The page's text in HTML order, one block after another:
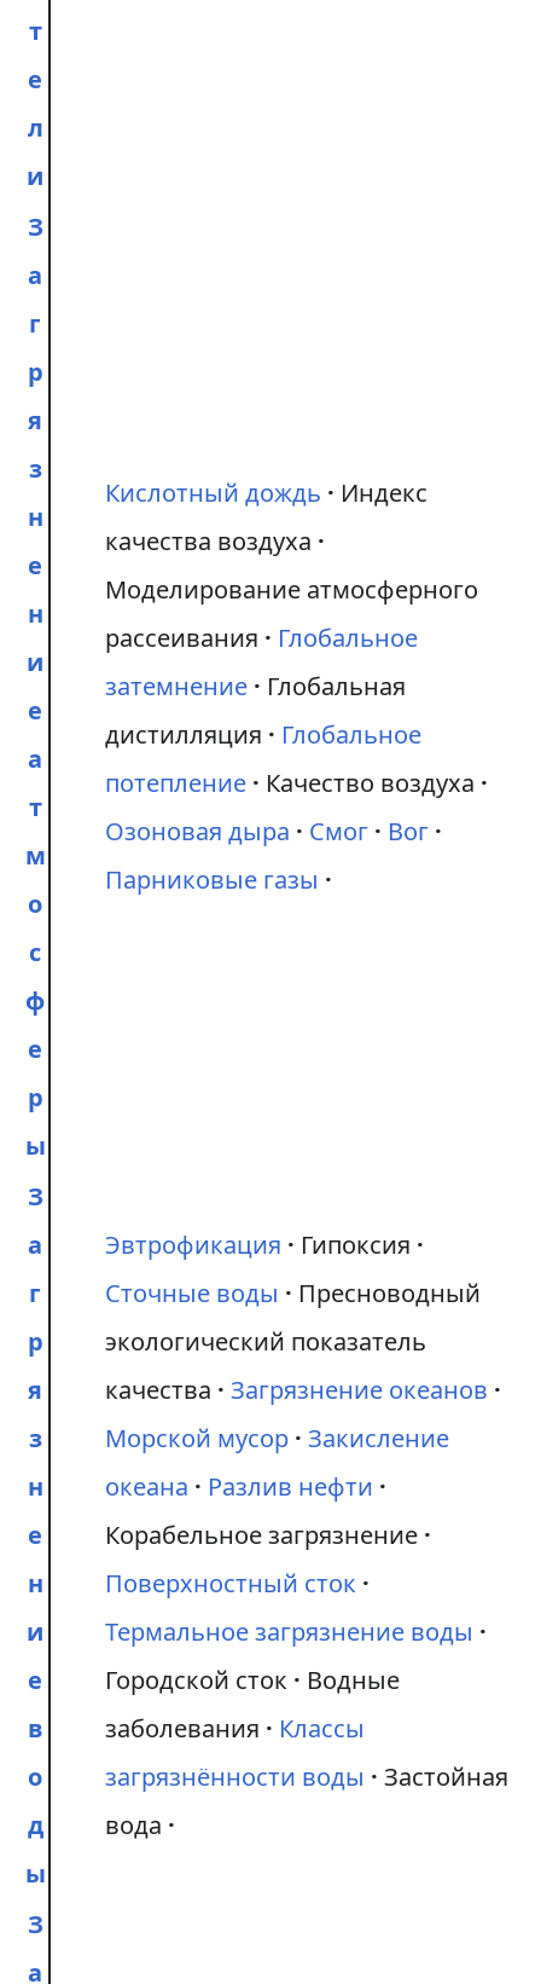
т
е
л
и
З
а
г
р
я
з
н
е
н
и
е
а
т
м
о
с
ф
е
р
ы
Кислотный дождь
Индекс
качества воздуха
Моделирование атмосферного
рассеивания
Глобальное
затемнение
Глобальная
дистилляция
Глобальное
потепление
Качество воздуха
Озоновая дыра
Смог
Вог
Парниковые газы
З
а
г
р
я
з
н
е
н
и
е
в
о
д
ы
Эвтрофикация
Гипоксия
Сточные воды
Пресноводный
экологический показатель
качества
Загрязнение океанов
Морской мусор Закисление
океана
Разлив нефти
Корабельное загрязнение
Поверхностный сток
Термальное загрязнение воды
Городской сток
Водные
заболевания
Классы
загрязнённости воды
Застойная
вода
З
а